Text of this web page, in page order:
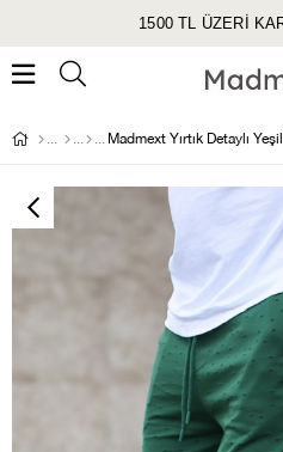
1500 TL ÜZERİ
Madmext Yırtık Detaylı